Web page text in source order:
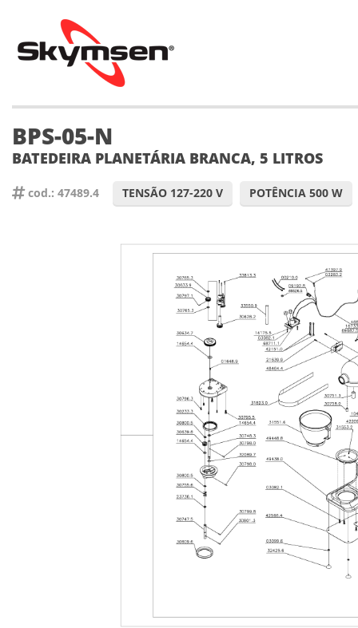
BPS-05-N
BATEDEIRA PLANETÁRIA BRANCA, 5 LITROS
cod.: 47489.4 TENSÃO 127-220 V POTÊNCIA 500 W